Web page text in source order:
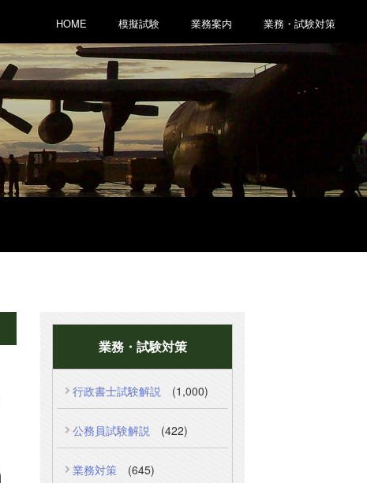
HOME 模擬試験 業務案内 業務・試験対策
業務・試験対策
行政書士試験解説 (1,000)
公務員試験解説 (422)
業務対策 (645)